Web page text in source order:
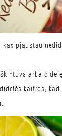
pjaustau
arba
kaitros,